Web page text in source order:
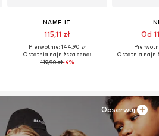
NAME IT
115,11 zł
Pierwotnie: 144,90 zł
Ostatnia najniższa cena:
119,90 zł-4%
Od
Ostatnia
Obserwuj